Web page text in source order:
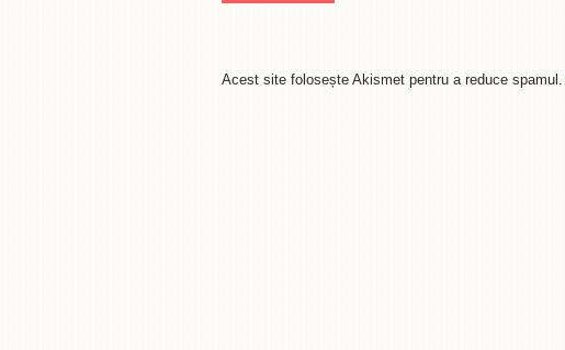
Acest site folosește Akismet pentru a reduce spamul.